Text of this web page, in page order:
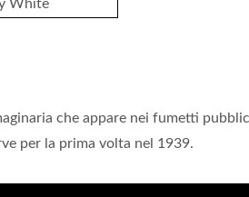
White
che appare nei fumetti
per la prima volta nel 1939.